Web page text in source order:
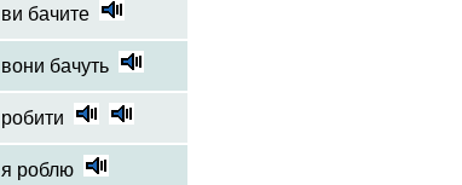
ви бачите
вони бачуть
робити
я роблю